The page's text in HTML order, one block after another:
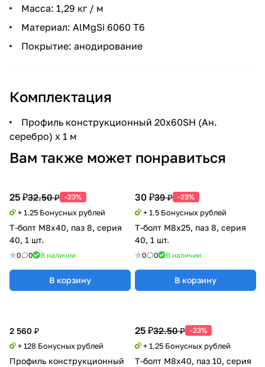
Масса: 1,29 кг / м
Материал: AlMgSi 6060 Т6
Покрытие: анодирование
Комплектация
Профиль конструкционный 20х60SH (Ан.
серебро) х 1 м
Вам также может понравиться
25 ₽32.50 ₽ -23%
+ 1.25 Бонусных рублей
Т-болт М8х40, паз 8, серия
40, 1 шт.
0 0 В наличии
В корзину
30 ₽39 ₽ -23%
+ 1.5 Бонусных рублей
Т-болт М8х25, паз 8, серия
40, 1 шт.
0 0 В наличии
В корзину
25 ₽32.50 ₽ -23%
+ 1.25 Бонусных рублей
Т-болт М8х40, паз 10, серия
2 560 ₽
+ 128 Бонусных рублей
Профиль конструкционный